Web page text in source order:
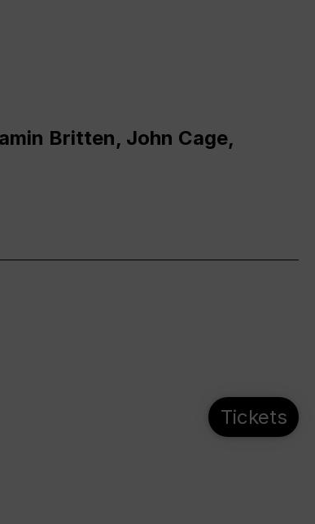
Britten, John Cage,
Tickets